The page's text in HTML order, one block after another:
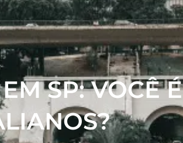
SP: VOCÊ É